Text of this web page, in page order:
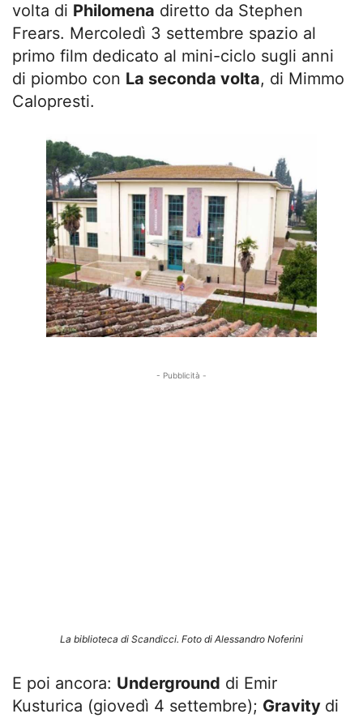
volta di Philomena diretto da Stephen
Frears. Mercoledì 3 settembre spazio al
primo film dedicato al mini-ciclo sugli anni
di piombo con La seconda volta, di Mimmo
Calopresti.
- Pubblicità -
La biblioteca di Scandicci. Foto di Alessandro Noferini
E poi ancora: Underground di Emir
Kusturica (giovedì 4 settembre); Gravity di